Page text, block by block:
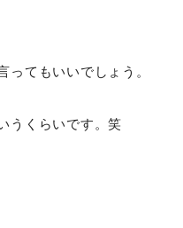
ってもいいでしょう。
うくらいです。笑